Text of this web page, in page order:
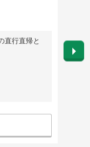
直行直帰と
勤務
＊基
＊社